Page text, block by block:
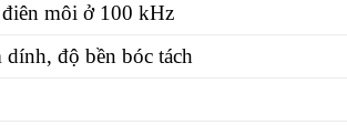
môi ở 100 kHz
độ bền bóc tách